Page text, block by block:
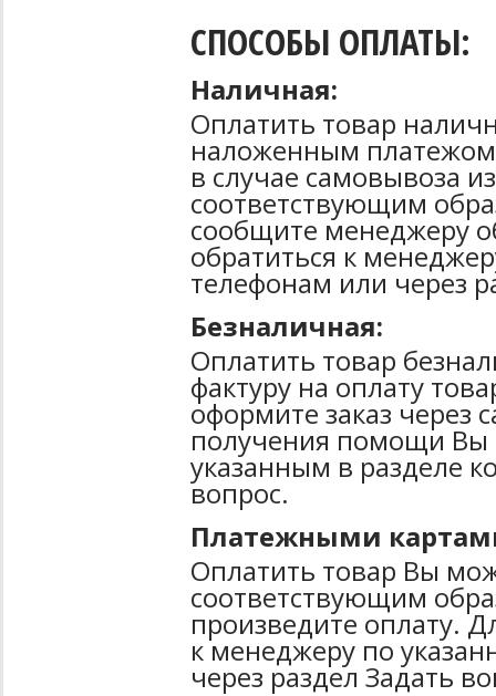
СПОСОБЫ ОПЛАТЫ:
Наличная:
Оплатить товар
наложенным
в случае самовывоза
соответствующим
сообщите менеджеру
обратиться к
телефонам или через
Безналичная:
Оплатить товар
фактуру на оплату
оформите заказ через
получения помощи Вы
указанным в разделе
вопрос.
Платежными
Оплатить товар Вы
соответствующим
произведите оплату.
к менеджеру по
через раздел Задать